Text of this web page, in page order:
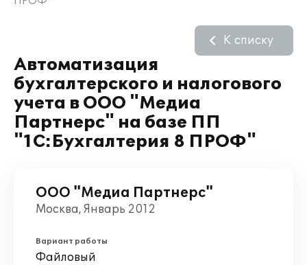
Автоматизация
бухгалтерского и налогового
учета в ООО "Медиа
Партнерс" на базе ПП
"1С:Бухгалтерия 8 ПРОФ"
К списку
ООО "Медиа Партнерс"
Москва, Январь 2012
Вариант работы
Файловый